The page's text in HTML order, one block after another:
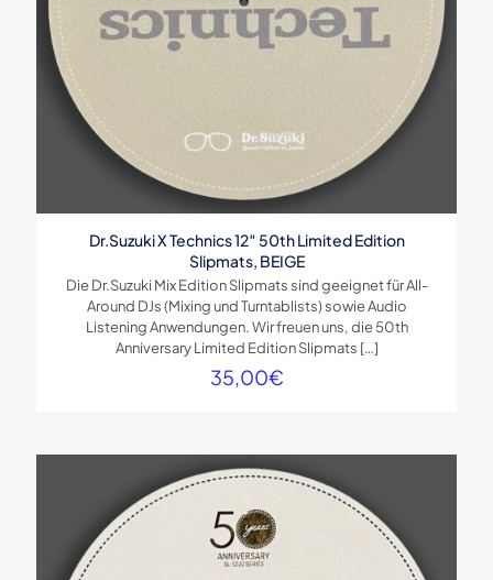
Dr.Suzuki X Technics 12″ 50th Limited Edition
Slipmats, BEIGE
Die Dr.Suzuki Mix Edition Slipmats sind geeignet für All-
Around DJs (Mixing und Turntablists) sowie Audio
Listening Anwendungen. Wir freuen uns, die 50th
Anniversary Limited Edition Slipmats […]
35,00€